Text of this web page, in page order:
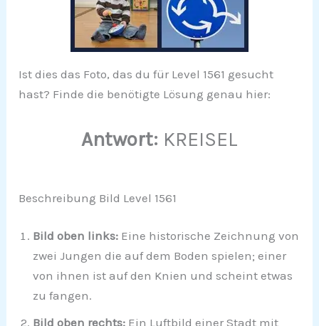
Ist dies das Foto, das du für Level 1561 gesucht
hast? Finde die benötigte Lösung genau hier:
Antwort: KREISEL
Beschreibung Bild Level 1561
Bild oben links: Eine historische Zeichnung von
zwei Jungen die auf dem Boden spielen; einer
von ihnen ist auf den Knien und scheint etwas
zu fangen.
Bild oben rechts: Ein Luftbild einer Stadt mit